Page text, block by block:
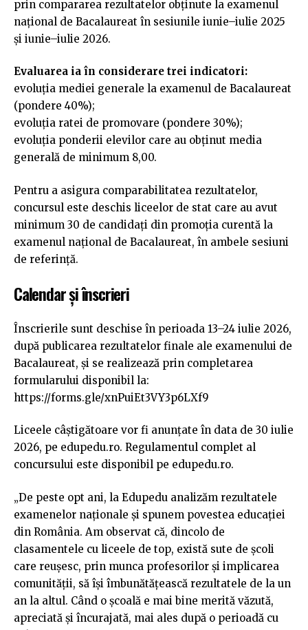
prin compararea rezultatelor obținute la examenul
național de Bacalaureat în sesiunile iunie–iulie 2025
și iunie–iulie 2026.
Evaluarea ia în considerare trei indicatori:
evoluția mediei generale la examenul de Bacalaureat
(pondere 40%);
evoluția ratei de promovare (pondere 30%);
evoluția ponderii elevilor care au obținut media
generală de minimum 8,00.
Pentru a asigura comparabilitatea rezultatelor,
concursul este deschis liceelor de stat care au avut
minimum 30 de candidați din promoția curentă la
examenul național de Bacalaureat, în ambele sesiuni
de referință.
Calendar și înscrieri
Înscrierile sunt deschise în perioada 13–24 iulie 2026,
după publicarea rezultatelor finale ale examenului de
Bacalaureat, și se realizează prin completarea
formularului disponibil la:
https://forms.gle/xnPuiEt3VY3p6LXf9
Liceele câștigătoare vor fi anunțate în data de 30 iulie
2026, pe edupedu.ro. Regulamentul complet al
concursului este disponibil pe edupedu.ro.
„De peste opt ani, la Edupedu analizăm rezultatele
examenelor naționale și spunem povestea educației
din România. Am observat că, dincolo de
clasamentele cu liceele de top, există sute de școli
care reușesc, prin munca profesorilor și implicarea
comunității, să își îmbunătățească rezultatele de la un
an la altul. Când o școală e mai bine merită văzută,
apreciată și încurajată, mai ales după o perioadă cu